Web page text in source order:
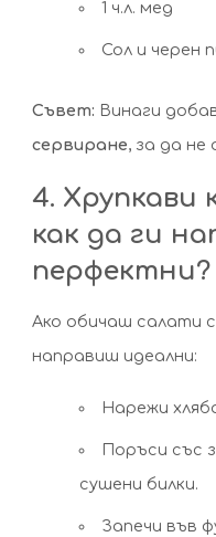
1 ч.л. мед
Сол и черен
Съвет: Винаги
сервиране, за да
4. Хрупкави
как да ги
перфектни?
Ако обичаш салати
направиш идеални:
Нарежи
Поръси със
сушени билки.
Запечи във